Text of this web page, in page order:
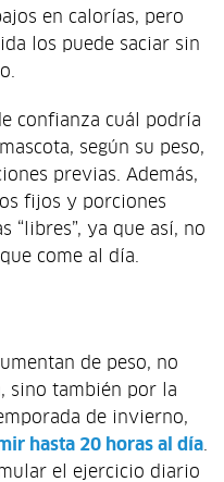
en calorías, pero
los puede saciar sin
confianza cuál podría
según su peso,
previas. Además,
fijos y porciones
“libres”, ya que así, no
come al día.
de peso, no
sino también por la
de invierno,
hasta 20 horas al día
el ejercicio diario